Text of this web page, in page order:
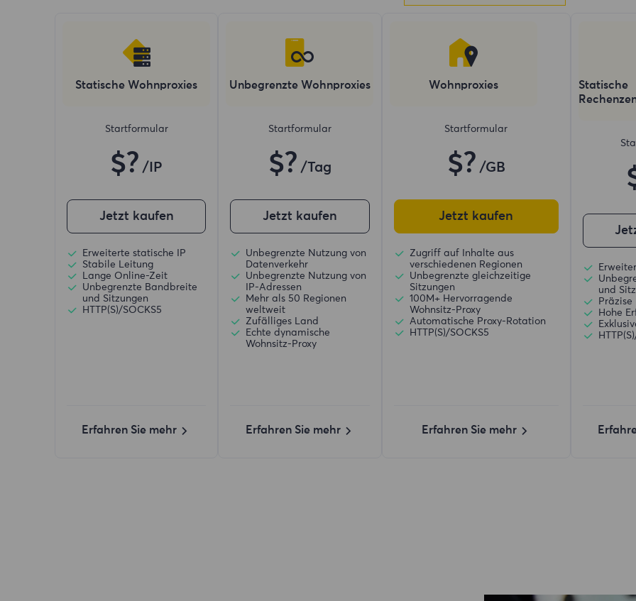
Statische Wohnproxies
Startformular
$? /IP
Jetzt kaufen
Erweiterte statische IP
Stabile Leitung
Lange Online-Zeit
Unbegrenzte Bandbreite
und Sitzungen
HTTP(S)/SOCKS5
Erfahren Sie mehr
Unbegrenzte Wohnproxies
Startformular
$? /Tag
Jetzt kaufen
Unbegrenzte Nutzung von
Datenverkehr
Unbegrenzte Nutzung von
IP-Adressen
Mehr als 50 Regionen
weltweit
Zufälliges Land
Echte dynamische
Wohnsitz-Proxy
Erfahren Sie mehr
Wohnproxies
Startformular
$? /GB
Jetzt kaufen
Zugriff auf Inhalte aus
verschiedenen Regionen
Unbegrenzte gleichzeitige
Sitzungen
100M+ Hervorragende
Wohnsitz-Proxy
Automatische Proxy-Rotation
HTTP(S)/SOCKS5
Erfahren Sie mehr
Statische
und
Präzise
Hohe